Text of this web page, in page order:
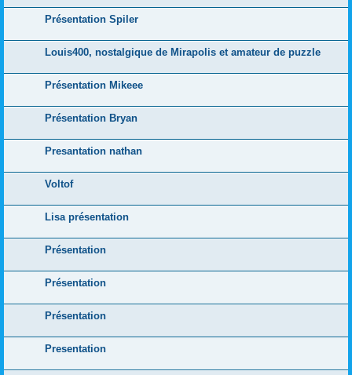
Présentation Spiler
Louis400, nostalgique de Mirapolis et amateur de puzzle
Présentation Mikeee
Présentation Bryan
Presantation nathan
Voltof
Lisa présentation
Présentation
Présentation
Présentation
Presentation